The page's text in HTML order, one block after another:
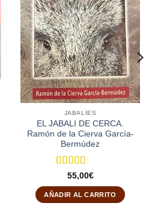
JABALÍES
EL JABALI DE CERCA.
Ramón de la Cierva García-
Bermúdez
Valorado
con5de 5
55,00€
AÑADIR AL CARRITO